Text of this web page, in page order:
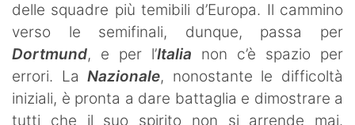
delle squadre più temibili d’Europa. Il cammino
verso le semifinali, dunque, passa per
Dortmund, e per l’Italia non c’è spazio per
errori. LaNazionale, nonostante le difficoltà
iniziali, è pronta a dare battaglia e dimostrare a
tutti che il suo spirito non si arrende mai.